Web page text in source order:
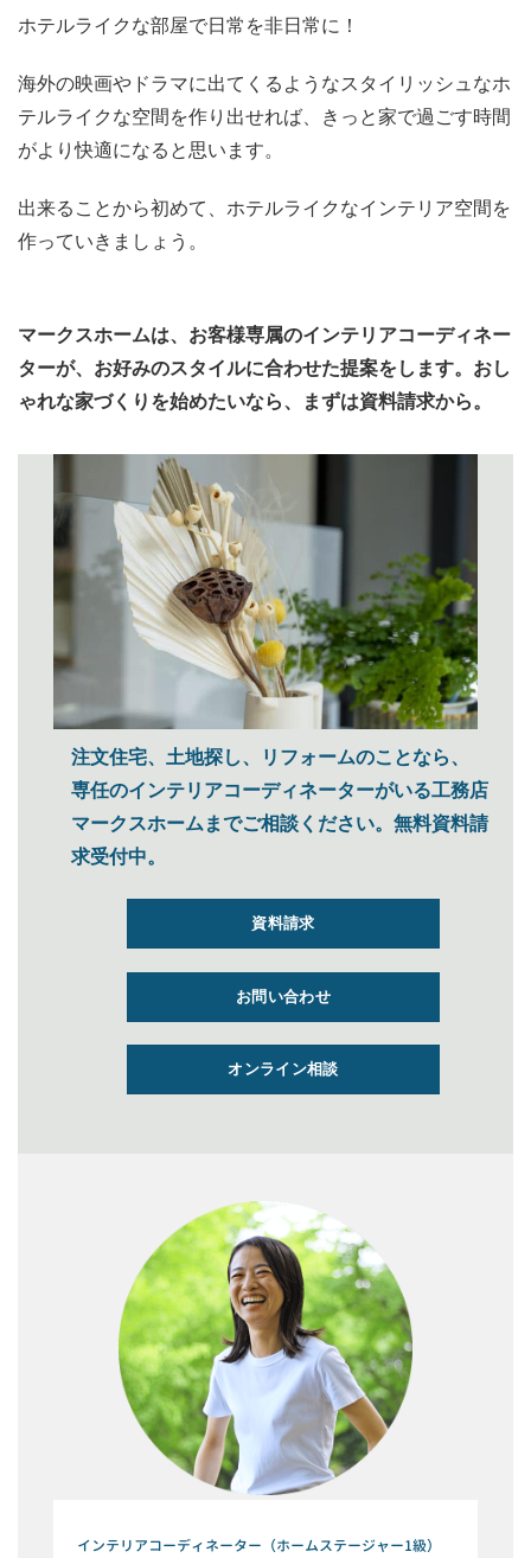
ホテルライクな部屋で日常を非日常に！
海外の映画やドラマに出てくるようなスタイリッシュなホ
テルライクな空間を作り出せれば、きっと家で過ごす時間
がより快適になると思います。
出来ることから初めて、ホテルライクなインテリア空間を
作っていきましょう。
マークスホームは、お客様専属のインテリアコーディネー
ターが、お好みのスタイルに合わせた提案をします。おし
ゃれな家づくりを始めたいなら、まずは資料請求から。
注文住宅、土地探し、リフォームのことなら、
専任のインテリアコーディネーターがいる工務店
マークスホームまでご相談ください。無料資料請
求受付中。
資料請求
お問い合わせ
オンライン相談
インテリアコーディネーター（ホームステージャー1級）